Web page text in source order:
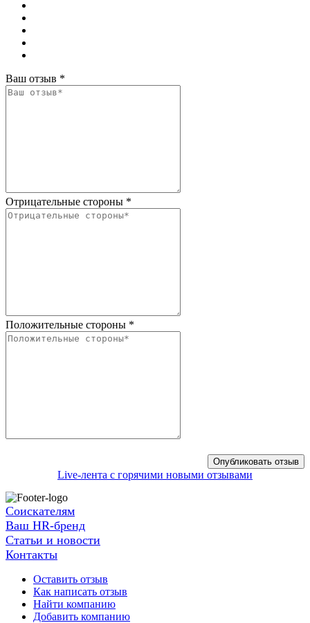
Ваш отзыв *
Отрицательные стороны *
Положительные стороны *
Live-лента с горячими новыми отзывами
Соискателям
Ваш HR-бренд
Статьи и новости
Контакты
Оставить отзыв
Как написать отзыв
Найти компанию
Добавить компанию